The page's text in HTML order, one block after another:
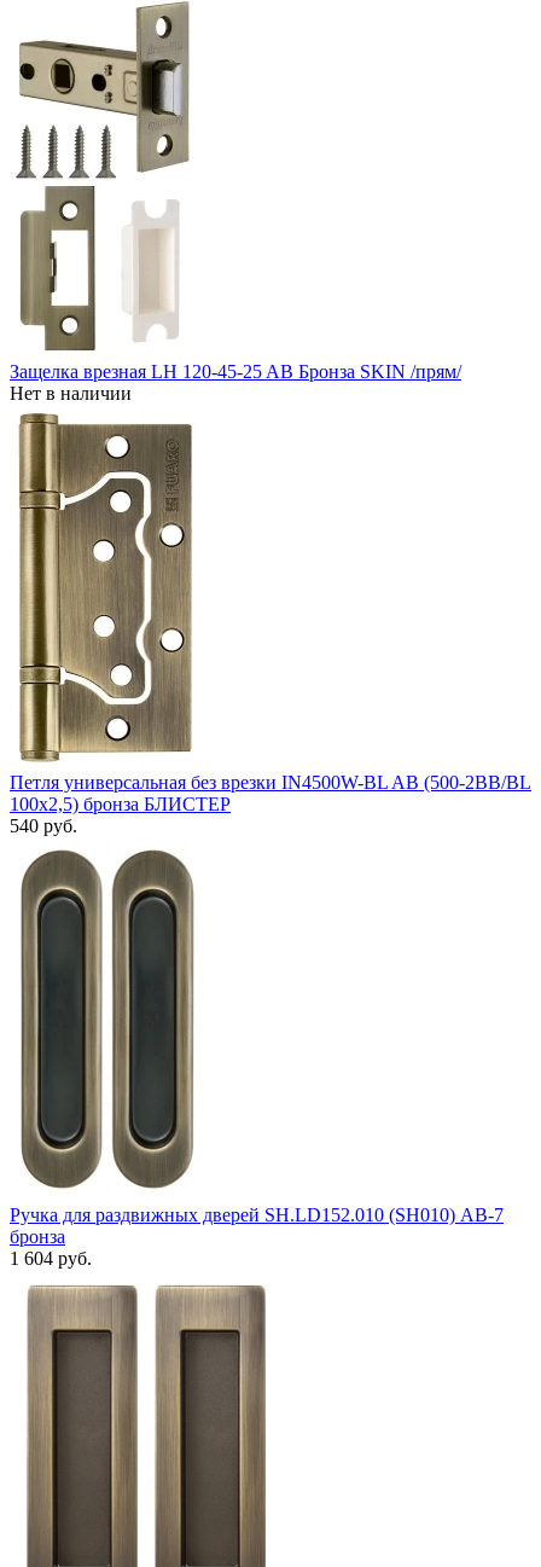
Защелка врезная LH 120-45-25 AB Бронза SKIN /прям/
Нет в наличии
Петля универсальная без врезки IN4500W-BL AB (500-2BB/BL
100x2,5) бронза БЛИСТЕР
540 руб.
Ручка для раздвижных дверей SH.LD152.010 (SH010) АВ-7
бронза
1 604 руб.